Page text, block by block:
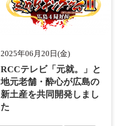
2025年06月20日(金)
RCCテレビ「元就。」と
地元老舗・酔心が広島の
新土産を共同開発しまし
た